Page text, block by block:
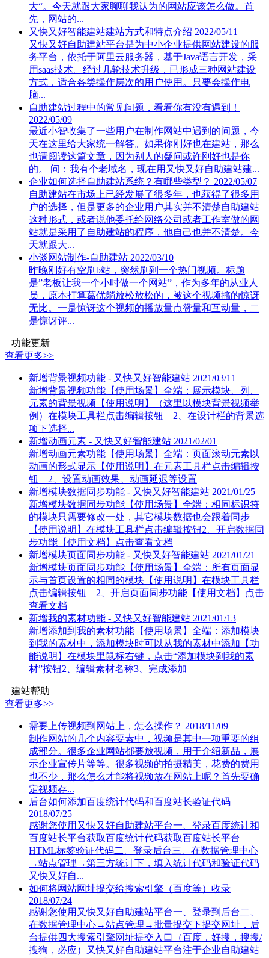
大“。今天就跟大家聊聊我认为的网站应该怎么做。首
先，网站的...
又快又好智能建站建站方式和特点介绍 2022/05/11
又快又好自助建站平台是为中小企业提供网站建设的服
务平台，依托于阿里云服务器，基于Java语言开发，采
用saas技术。经过几轮技术升级，已形成三种网站建设
方式，适合各类操作层次的用户使用。只要会操作电
脑...
自助建站过程中的常见问题，看看你有没有遇到！
2022/05/09
最近小智收集了一些用户在制作网站中遇到的问题，今
天在这里给大家统一解答。如果你刚好也在建站，那么
也请阅读这篇文章，因为别人的疑问或许刚好也是你
的。 问：我有个老域名，现在用又快又好自助建站建...
企业如何选择自助建站系统？有哪些类型？ 2022/05/07
自助建站在市场上已经发展了很多年，也获得了很多用
户的选择，但是更多的企业用户其实并不清楚自助建站
这种形式，或者说他委托给网络公司或者工作室做的网
站就是采用了自助建站的程序，他自己也并不清楚。今
天就跟大...
小谈网站制作-自助建站 2022/03/10
昨晚刚好有空刷b站，突然刷到一个热门视频。标题
是”老板让我一个小时做一个网站”，作为多年的从业人
员，原本打算葛优躺放松放松的，被这个视频搞的惊讶
无比。一是惊讶这个视频的播放量点赞量和互动量，二
是惊讶评...
+功能更新
查看更多>>
新增背景视频功能 - 又快又好智能建站 2021/03/11
新增背景视频功能【使用场景】全端：展示模块、列、
元素的背景视频【使用说明】（这里以模块背景视频举
例）在模块工具栏点击编辑按钮 2、在设计栏的背景选
项下选择...
新增动画元素 - 又快又好智能建站 2021/02/01
新增动画元素功能【使用场景】全端：页面滚动元素以
动画的形式显示【使用说明】在元素工具栏点击编辑按
钮 2、设置动画效果、动画延迟等设置
新增模块数据同步功能 - 又快又好智能建站 2021/01/25
新增模块数据同步功能【使用场景】全端：相同标识符
的模块只需要修改一处，其它模块数据也会跟着同步
【使用说明】在模块工具栏点击编辑按钮2、开启数据同
步功能【使用文档】点击查看文档
新增模块页面同步功能 - 又快又好智能建站 2021/01/21
新增模块页面同步功能【使用场景】全端：所有页面显
示与首页设置的相同的模块【使用说明】在模块工具栏
点击编辑按钮 2、开启页面同步功能【使用文档】点击
查看文档
新增我的素材功能 - 又快又好智能建站 2021/01/13
新增添加到我的素材功能【使用场景】全端：添加模块
到我的素材中，添加模块时可以从我的素材中添加【功
能说明】在模块里鼠标右键，点击“添加模块到我的素
材”按钮2、编辑素材名称3、完成添加
+建站帮助
查看更多>>
需要上传视频到网站上，怎么操作？ 2018/11/09
制作网站的几个内容要素中，视频是其中一项重要的组
成部分。很多企业网站都要放视频，用于介绍新品，展
示企业宣传片等等。很多视频的拍摄精美，花费的费用
也不少，那么怎么才能将视频放在网站上呢？首先要确
定视频存...
后台如何添加百度统计代码和百度站长验证代码
2018/07/25
感谢您使用又快又好自助建站平台一、登录百度统计和
百度站长平台获取百度统计代码获取百度站长平台
HTML标签验证代码二、登录后台三、在数据管理中心
→站点管理→第三方统计下，填入统计代码和验证代码
又快又好自...
如何将网站网址提交给搜索引擎（百度等）收录
2018/07/24
感谢您使用又快又好自助建站平台一、登录到后台二、
在数据管理中心→站点管理→批量提交下提交网址，后
台提供四大搜索引擎网址提交入口（百度，好搜，搜搜/
搜狗，必应）又快又好自助建站平台注于企业自助建站